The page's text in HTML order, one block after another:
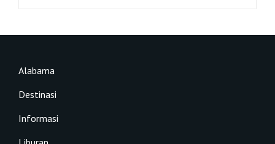
Alabama
Destinasi
Informasi